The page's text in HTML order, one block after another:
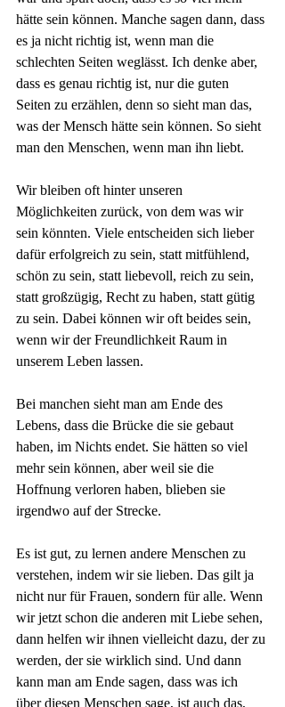
hätte sein können. Manche sagen dann, dass
es ja nicht richtig ist, wenn man die
schlechten Seiten weglässt. Ich denke aber,
dass es genau richtig ist, nur die guten
Seiten zu erzählen, denn so sieht man das,
was der Mensch hätte sein können. So sieht
man den Menschen, wenn man ihn liebt.
Wir bleiben oft hinter unseren
Möglichkeiten zurück, von dem was wir
sein könnten. Viele entscheiden sich lieber
dafür erfolgreich zu sein, statt mitfühlend,
schön zu sein, statt liebevoll, reich zu sein,
statt großzügig, Recht zu haben, statt gütig
zu sein. Dabei können wir oft beides sein,
wenn wir der Freundlichkeit Raum in
unserem Leben lassen.
Bei manchen sieht man am Ende des
Lebens, dass die Brücke die sie gebaut
haben, im Nichts endet. Sie hätten so viel
mehr sein können, aber weil sie die
Hoffnung verloren haben, blieben sie
irgendwo auf der Strecke.
Es ist gut, zu lernen andere Menschen zu
verstehen, indem wir sie lieben. Das gilt ja
nicht nur für Frauen, sondern für alle. Wenn
wir jetzt schon die anderen mit Liebe sehen,
dann helfen wir ihnen vielleicht dazu, der zu
werden, der sie wirklich sind. Und dann
kann man am Ende sagen, dass was ich
über diesen Menschen sage, ist auch das,